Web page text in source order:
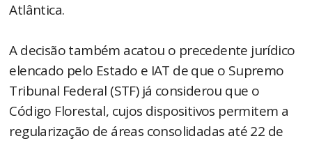
Atlântica.
A decisão também acatou o precedente jurídico
elencado pelo Estado e IAT de que o Supremo
Tribunal Federal (STF) já considerou que o
Código Florestal, cujos dispositivos permitem a
regularização de áreas consolidadas até 22 de